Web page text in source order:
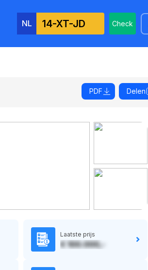
NL Check
PDF Delen
Laatste prijs
€ 100.000,-